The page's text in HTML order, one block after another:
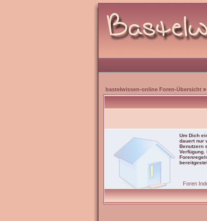
bastelwissen-online Foren-Übersicht
Um Dich
dauert nur
Benutzern
Verfügung.
Foren